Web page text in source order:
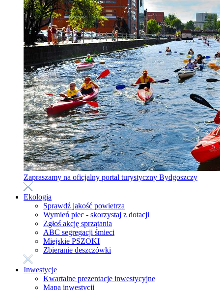
Zapraszamy na oficjalny portal turystyczny Bydgoszczy
Ekologia
Sprawdź jakość powietrza
Wymień piec - skorzystaj z dotacji
Zgłoś akcję sprzątania
ABC segregacji śmieci
Miejskie PSZOKI
Zbieranie deszczówki
Inwestycje
Kwartalne prezentacje inwestycyjne
Mapa inwestycji